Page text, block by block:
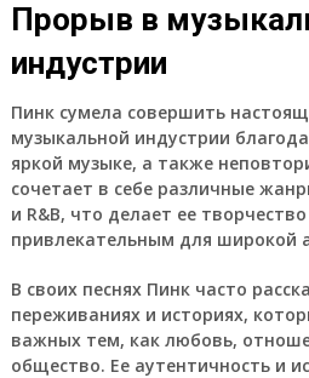
Прорыв в
индустрии
Пинк сумела совершить
музыкальной индустрии
яркой музыке, а также
сочетает в себе различные
и R&B, что делает ее
привлекательным для широкой
В своих песнях Пинк часто
переживаниях и историях,
важных тем, как любовь,
общество. Ее аутентичность и